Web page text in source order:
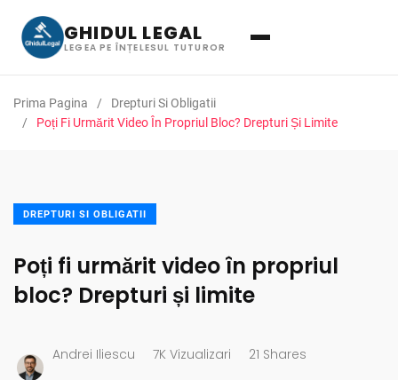
GHIDUL LEGAL
LEGEA PE ÎNȚELESUL TUTUROR
Prima Pagina
Drepturi Si Obligatii
Poți Fi Urmărit Video În Propriul Bloc? Drepturi Și Limite
DREPTURI SI OBLIGATII
Poți fi urmărit video în propriul
bloc? Drepturi și limite
Andrei Iliescu 7K Vizualizari 21 Shares